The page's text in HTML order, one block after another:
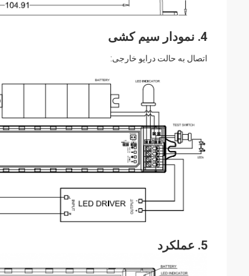
4. نمودار سیم کشی
اتصال به حالت درایو خارجی:
5. عملکرد